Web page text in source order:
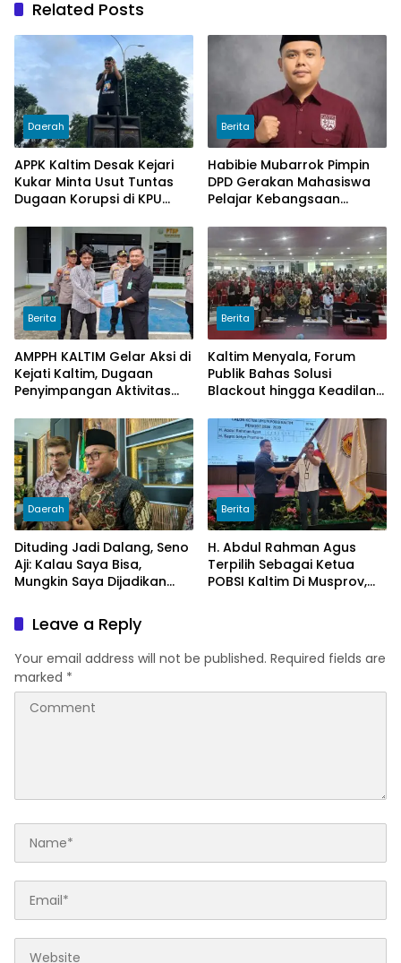
Related Posts
Daerah
APPK Kaltim Desak Kejari
Kukar Minta Usut Tuntas
Dugaan Korupsi di KPU
Dana Hibah PSU Kukar
Tahun 2025
Berita
Habibie Mubarrok Pimpin
DPD Gerakan Mahasiswa
Pelajar Kebangsaan
Berita
AMPPH KALTIM Gelar Aksi di
Kejati Kaltim, Dugaan
Penyimpangan Aktivitas
Sawit di Logpond Tubaan
Berita
Kaltim Menyala, Forum
Publik Bahas Solusi
Blackout hingga Keadilan
Daerah
Dituding Jadi Dalang, Seno
Aji: Kalau Saya Bisa,
Mungkin Saya Dijadikan
Berita
H. Abdul Rahman Agus
Terpilih Sebagai Ketua
POBSI Kaltim Di Musprov,
Leave a Reply
Your email address will not be published. Required fields are
marked *